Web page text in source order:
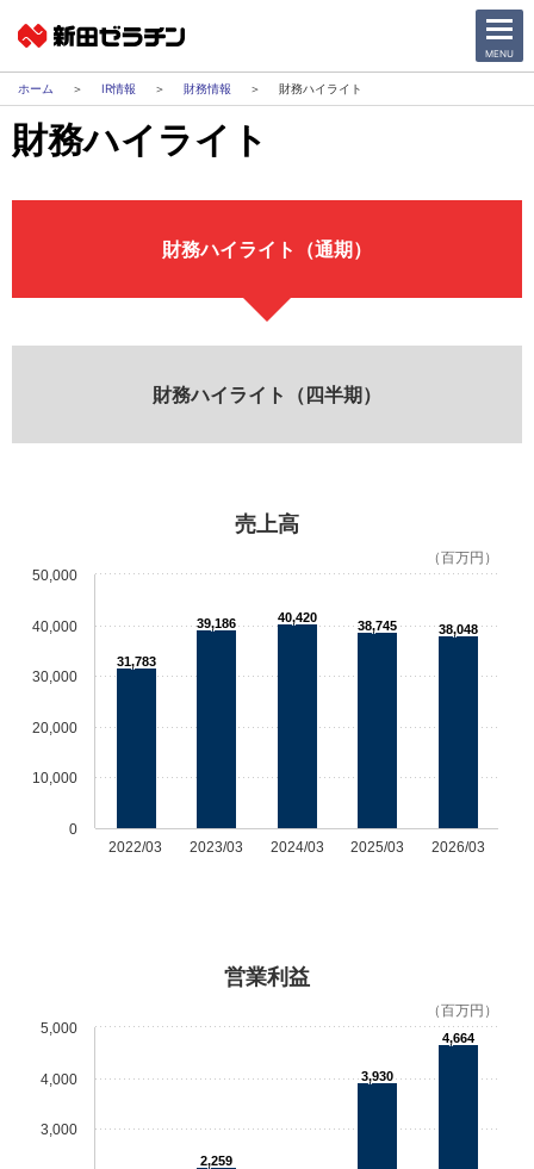
CLOSE
MENU
IR情報 財務情報 財務ハイライト
財務ハイライト
財務ハイライト（通期）
財務ハイライト（四半期）
（百万円）
売上高
31,783
39,186 40,420
38,745 38,048
2022/03 2023/03 2024/03 2025/03 2026/03
0
10,000
20,000
30,000
40,000
50,000
（百万円）
営業利益
2,259
3,930
4,664
3,000
4,000
5,000
ニュース一覧
会社情報
サステナビリティ
事業紹介